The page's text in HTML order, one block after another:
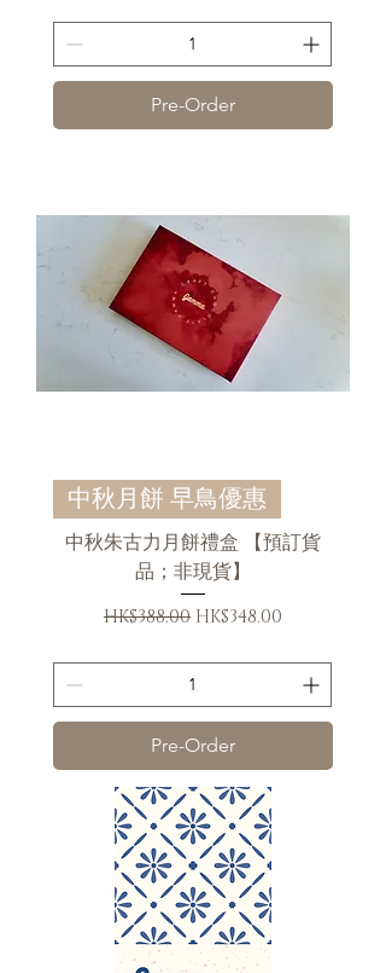
Pre-Order
中秋月餅 早鳥優惠
中秋朱古力月餅禮盒 【預訂貨
品；非現貨】
Regular Price
HK$388.00 Sale Price
HK$348.00
Pre-Order